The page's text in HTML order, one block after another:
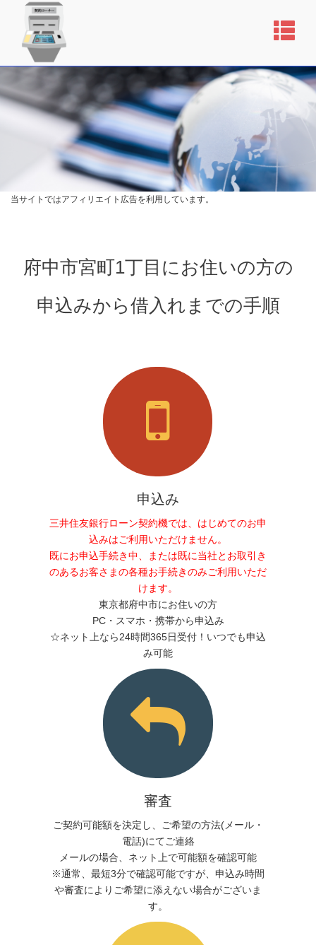
当サイトではアフィリエイト広告を利用しています。
府中市宮町1丁目にお住いの方の
申込みから借入れまでの手順
申込み
三井住友銀行ローン契約機では、はじめてのお申
込みはご利用いただけません。
既にお申込手続き中、または既に当社とお取引き
のあるお客さまの各種お手続きのみご利用いただ
けます。
東京都府中市にお住いの方
PC・スマホ・携帯から申込み
☆ネット上なら24時間365日受付！いつでも申込
み可能
審査
ご契約可能額を決定し、ご希望の方法(メール・
電話)にてご連絡
メールの場合、ネット上で可能額を確認可能
※通常、最短3分で確認可能ですが、申込み時間
や審査によりご希望に添えない場合がございま
す。